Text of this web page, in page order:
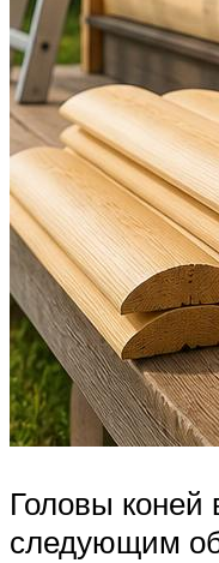
Головы коней
следующим